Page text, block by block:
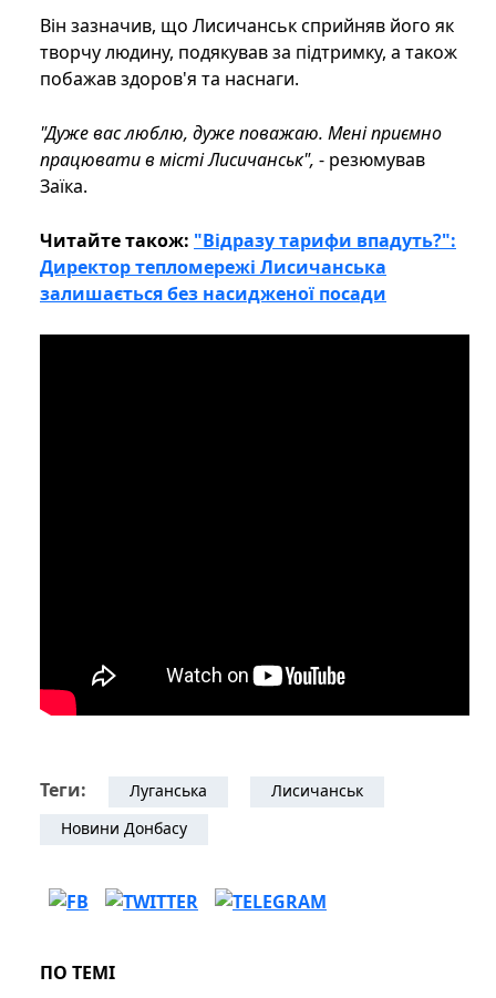
Він зазначив, що Лисичанськ сприйняв його як
творчу людину, подякував за підтримку, а також
побажав здоров'я та наснаги.
"Дуже вас люблю, дуже поважаю. Мені приємно
працювати в місті Лисичанськ", - резюмував
Заїка.
Читайте також: "Відразу тарифи впадуть?":
Директор тепломережі Лисичанська
залишається без насидженої посади
Теги: Луганська
Лисичанськ
Новини Донбасу
ПО ТЕМІ